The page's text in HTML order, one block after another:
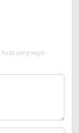
Ruas yang wajib